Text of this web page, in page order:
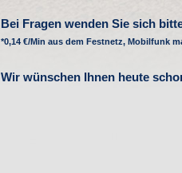
Bei Fragen wenden Sie sich
*0,14 €/Min aus dem Festnetz, Mobilfunk
Wir wünschen Ihnen heute